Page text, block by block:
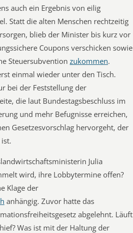
auch ein Ergebnis von eilig
Statt die alten Menschen rechtzeitig
blieb der Minister bis kurz vor
Coupons verschicken sowie
Steuersubvention zukommen.
einmal wieder unter den Tisch.
bei der Feststellung der
die laut Bundestagsbeschluss im
und mehr Befugnisse erreichen,
Gesetzesvorschlag hervorgeht, der
Julia
wird, ihre Lobbytermine offen?
Klage der
anhängig. Zuvor hatte das
abgelehnt. Läuft
Was ist mit der Haltung der